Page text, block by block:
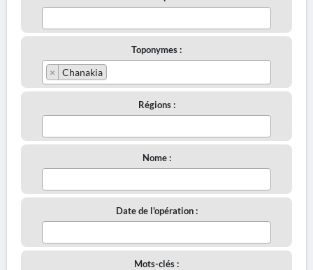
Toponymes :
× Chanakia
Régions :
Nome :
Date de l'opération :
Mots-clés :